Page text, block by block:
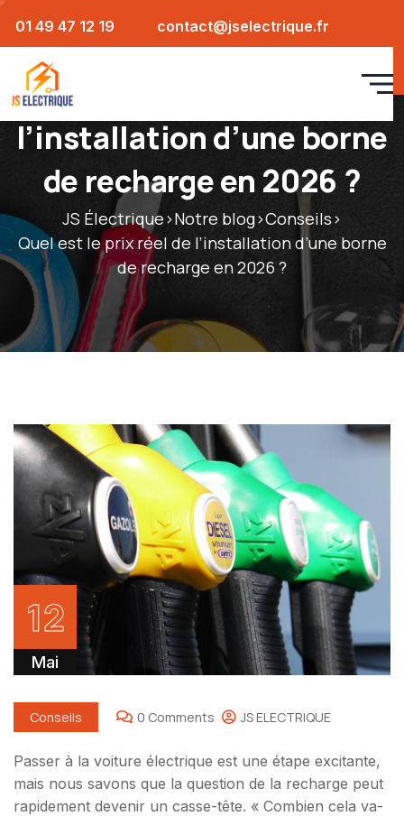
01 49 47 12 19 contact@jselectrique.fr
Quel est le prix réel de
l’installation d’une borne
de recharge en 2026 ?
JS Électrique>Notre blog>Conseils>
Quel est le prix réel de l’installation d’une borne
de recharge en 2026 ?
12
Mai
Conseils 0 Comments JS ELECTRIQUE
Passer à la voiture électrique est une étape excitante,
mais nous savons que la question de la recharge peut
rapidement devenir un casse-tête. « Combien cela va-